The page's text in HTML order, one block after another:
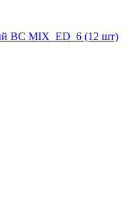
BC MIX_ED_6 (12 шт)